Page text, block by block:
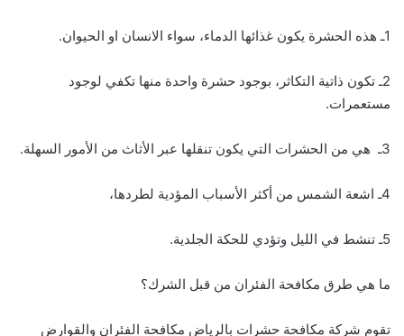
1ـ هذه الحشرة يكون غذائها الدماء، سواء الانسان او الحيوان.
2ـ تكون ذاتية التكاثر، بوجود حشرة واحدة منها تكفي لوجود
مستعمرات.
3ـ هي من الحشرات التي يكون تنقلها عبر الأثاث من الأمور السهلة.
4ـ اشعة الشمس من أكثر الأسباب المؤدية لطردها،
5ـ تنشط في الليل وتؤدي للحكة الجلدية.
ما هي طرق مكافحة الفئران من قبل الشرك؟
تقوم شركة مكافحة حشرات بالرياض مكافحة الفئران والقوارض